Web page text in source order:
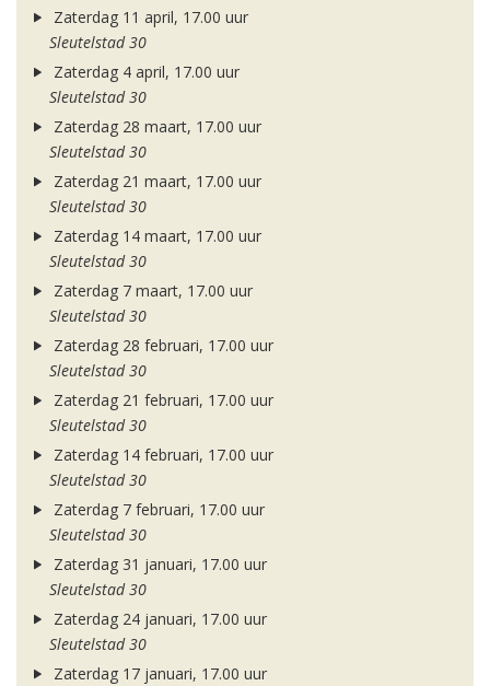
Zaterdag 11 april, 17.00 uur
Sleutelstad 30
Zaterdag 4 april, 17.00 uur
Sleutelstad 30
Zaterdag 28 maart, 17.00 uur
Sleutelstad 30
Zaterdag 21 maart, 17.00 uur
Sleutelstad 30
Zaterdag 14 maart, 17.00 uur
Sleutelstad 30
Zaterdag 7 maart, 17.00 uur
Sleutelstad 30
Zaterdag 28 februari, 17.00 uur
Sleutelstad 30
Zaterdag 21 februari, 17.00 uur
Sleutelstad 30
Zaterdag 14 februari, 17.00 uur
Sleutelstad 30
Zaterdag 7 februari, 17.00 uur
Sleutelstad 30
Zaterdag 31 januari, 17.00 uur
Sleutelstad 30
Zaterdag 24 januari, 17.00 uur
Sleutelstad 30
Zaterdag 17 januari, 17.00 uur